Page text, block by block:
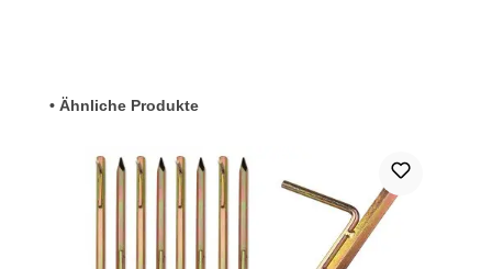
Produktgalerie überspringen
• Ähnliche Produkte